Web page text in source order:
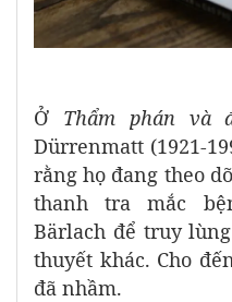
Ở Thẩm phán và
Dürrenmatt (1921-
rằng họ đang theo
thanh tra mắc
Bärlach để truy
thuyết khác. Cho
đã nhầm.